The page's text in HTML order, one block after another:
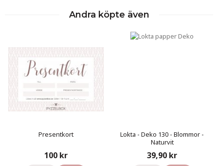
Andra köpte även
Presentkort
100 kr
Lokta - Deko 130 - Blommor -
Naturvit
39,90 kr